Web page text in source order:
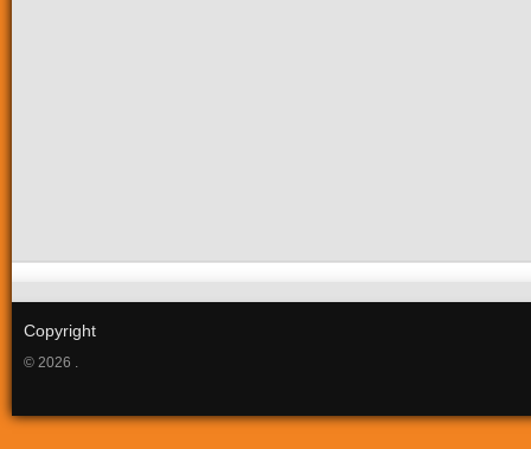
Copyright
© 2026 .